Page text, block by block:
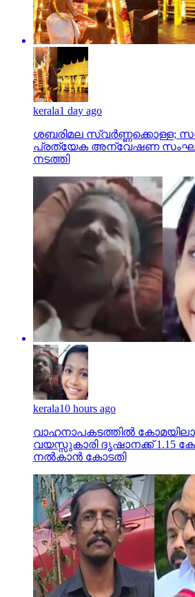
kerala1 day ago
ശബരിമല സ്വര്‍ണ്ണക്കൊള്ള;
പ്രത്യേക അന്വേഷണ
നടത്തി
kerala10 hours ago
വാഹനാപകടത്തില്‍
വയസ്സുകാരി ദൃഷാനക്ക് 1.15
നല്‍കാന്‍ കോടതി